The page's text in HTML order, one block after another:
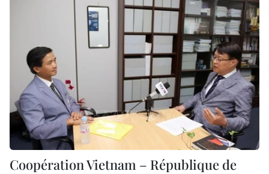
Coopération Vietnam – République de